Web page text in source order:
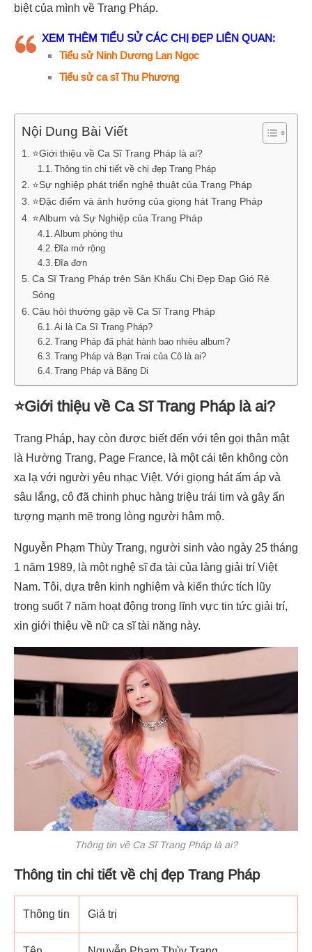
biệt của mình về Trang Pháp.
XEM THÊM TIỂU SỬ CÁC CHỊ ĐẸP LIÊN QUAN:
Tiểu sử Ninh Dương Lan Ngọc
Tiểu sử ca sĩ Thu Phương
Nội Dung Bài Viết
⭐Giới thiệu về Ca Sĩ Trang Pháp là ai?
Thông tin chi tiết về chị đẹp Trang Pháp
⭐Sự nghiệp phát triển nghệ thuật của Trang Pháp
⭐Đặc điểm và ảnh hưởng của giọng hát Trang Pháp
⭐Album và Sự Nghiệp của Trang Pháp
Album phòng thu
Đĩa mở rộng
Đĩa đơn
Ca Sĩ Trang Pháp trên Sân Khấu Chị Đẹp Đạp Gió Rẻ
Sóng
Câu hỏi thường gặp về Ca Sĩ Trang Pháp
Ai là Ca Sĩ Trang Pháp?
Trang Pháp đã phát hành bao nhiêu album?
Trang Pháp và Bạn Trai của Cô là ai?
Trang Pháp và Băng Di
⭐Giới thiệu về Ca Sĩ Trang Pháp là ai?
Trang Pháp, hay còn được biết đến với tên gọi thân mật
là Hường Trang, Page France, là một cái tên không còn
xa lạ với người yêu nhạc Việt. Với giọng hát ấm áp và
sâu lắng, cô đã chinh phục hàng triệu trái tim và gây ấn
tượng mạnh mẽ trong lòng người hâm mộ.
Nguyễn Phạm Thùy Trang, người sinh vào ngày 25 tháng
1 năm 1989, là một nghệ sĩ đa tài của làng giải trí Việt
Nam. Tôi, dựa trên kinh nghiệm và kiến thức tích lũy
trong suốt 7 năm hoạt động trong lĩnh vực tin tức giải trí,
xin giới thiệu về nữ ca sĩ tài năng này.
Thông tin về Ca Sĩ Trang Pháp là ai?
Thông tin chi tiết về chị đẹp Trang Pháp
Thông tin Giá trị